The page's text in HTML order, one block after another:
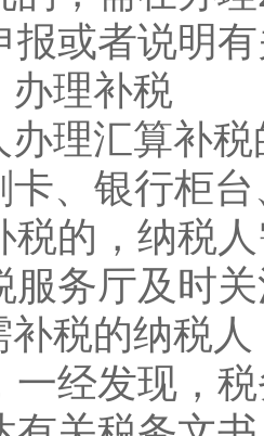
报或者说明
理补税
汇算补税
卡、银行柜
税的，纳税
服务厅及时
的纳税人
一经发现，